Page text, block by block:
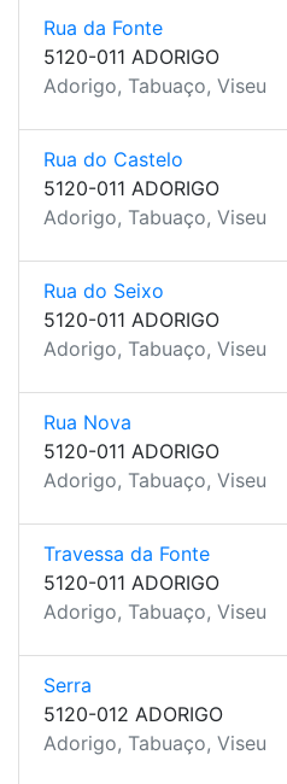
Rua da Fonte
5120-011 ADORIGO
Adorigo, Tabuaço, Viseu
Rua do Castelo
5120-011 ADORIGO
Adorigo, Tabuaço, Viseu
Rua do Seixo
5120-011 ADORIGO
Adorigo, Tabuaço, Viseu
Rua Nova
5120-011 ADORIGO
Adorigo, Tabuaço, Viseu
Travessa da Fonte
5120-011 ADORIGO
Adorigo, Tabuaço, Viseu
Serra
5120-012 ADORIGO
Adorigo, Tabuaço, Viseu